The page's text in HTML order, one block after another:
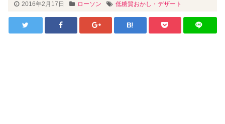
2016年2月17日 ローソン 低糖質おかし・デザート
B!